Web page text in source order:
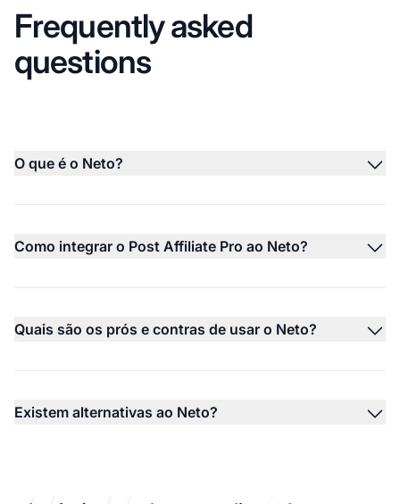
Frequently asked
questions
O que é o Neto?
Como integrar o Post Affiliate Pro ao Neto?
Quais são os prós e contras de usar o Neto?
Existem alternativas ao Neto?